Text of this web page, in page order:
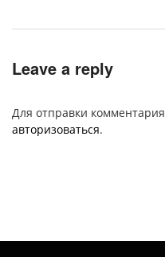
Leave a reply
Для отправки
авторизоваться.